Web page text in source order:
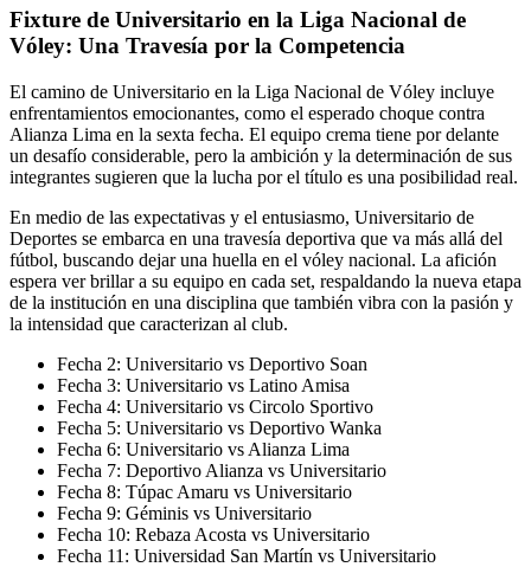
Fixture de Universitario en la Liga Nacional de
Vóley: Una Travesía por la Competencia
El camino de Universitario en la Liga Nacional de Vóley incluye
enfrentamientos emocionantes, como el esperado choque contra
Alianza Lima en la sexta fecha. El equipo crema tiene por delante
un desafío considerable, pero la ambición y la determinación de sus
integrantes sugieren que la lucha por el título es una posibilidad real.
En medio de las expectativas y el entusiasmo, Universitario de
Deportes se embarca en una travesía deportiva que va más allá del
fútbol, buscando dejar una huella en el vóley nacional. La afición
espera ver brillar a su equipo en cada set, respaldando la nueva etapa
de la institución en una disciplina que también vibra con la pasión y
la intensidad que caracterizan al club.
Fecha 2: Universitario vs Deportivo Soan
Fecha 3: Universitario vs Latino Amisa
Fecha 4: Universitario vs Circolo Sportivo
Fecha 5: Universitario vs Deportivo Wanka
Fecha 6: Universitario vs Alianza Lima
Fecha 7: Deportivo Alianza vs Universitario
Fecha 8: Túpac Amaru vs Universitario
Fecha 9: Géminis vs Universitario
Fecha 10: Rebaza Acosta vs Universitario
Fecha 11: Universidad San Martín vs Universitario